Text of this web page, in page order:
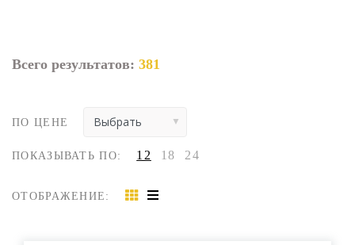
Всего результатов: 381
ПО ЦЕНЕ
ПОКАЗЫВАТЬ ПО: 12 18 24
ОТОБРАЖЕНИЕ: